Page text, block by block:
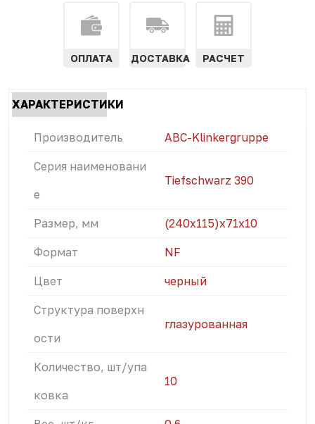
ОПЛАТА ДОСТАВКА РАСЧЕТ
Характеристики
табы
ХАРАКТЕРИСТИКИ
Производитель ABC-Klinkergruppe
Серия наименовани
е
Tiefschwarz 390
Размер, мм (240x115)х71х10
Формат NF
Цвет черный
Структура поверхн
ости
глазурованная
Количество, шт/упа
ковка
10